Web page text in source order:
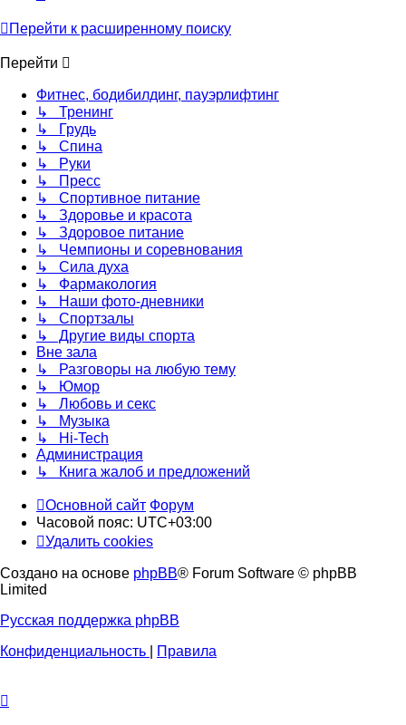
Перейти к расширенному поиску
Перейти
Фитнес, бодибилдинг, пауэрлифтинг
↳ Тренинг
↳ Грудь
↳ Спина
↳ Руки
↳ Пресс
↳ Спортивное питание
↳ Здоровье и красота
↳ Здоровое питание
↳ Чемпионы и соревнования
↳ Сила духа
↳ Фармакология
↳ Наши фото-дневники
↳ Спортзалы
↳ Другие виды спорта
Вне зала
↳ Разговоры на любую тему
↳ Юмор
↳ Любовь и секс
↳ Музыка
↳ Hi-Tech
Администрация
↳ Книга жалоб и предложений
Основной сайт Форум
Часовой пояс: UTC+03:00
Удалить cookies
Создано на основе phpBB® Forum Software © phpBB
Limited
Русская поддержка phpBB
Конфиденциальность
Правила